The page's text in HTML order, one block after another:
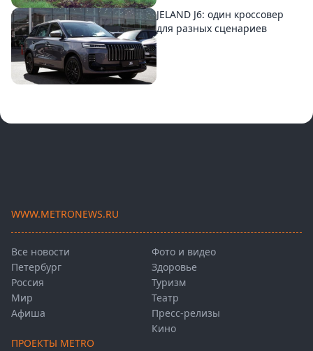
JELAND J6: один кроссовер
для разных сценариев
WWW.METRONEWS.RU
Все новости
Петербург
Россия
Мир
Афиша
Фото и видео
Здоровье
Туризм
Театр
Пресс-релизы
Кино
ПРОЕКТЫ METRO